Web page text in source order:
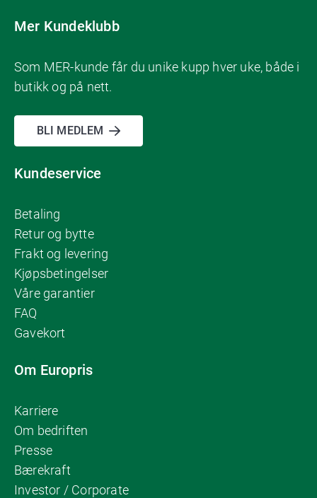
Mer Kundeklubb
Som MER-kunde får du unike kupp hver uke, både i
butikk og på nett.
BLI MEDLEM
Kundeservice
Betaling
Retur og bytte
Frakt og levering
Kjøpsbetingelser
Våre garantier
FAQ
Gavekort
Om Europris
Karriere
Om bedriften
Presse
Bærekraft
Investor / Corporate